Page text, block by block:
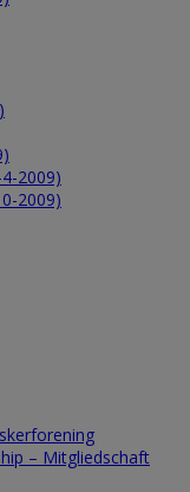
2009)
2009)
– Mitgliedschaft